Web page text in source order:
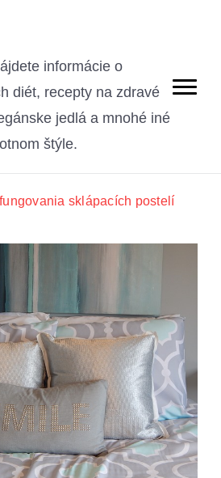
informácie o
diét, recepty na zdravé
jedlá a mnohé iné
štýle.
sklápacích postelí